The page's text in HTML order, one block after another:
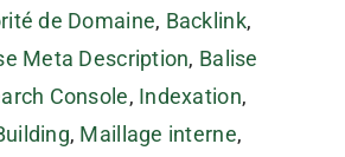
de Domaine, Backlink,
Meta Description, Balise
Console, Indexation,
, Maillage interne,